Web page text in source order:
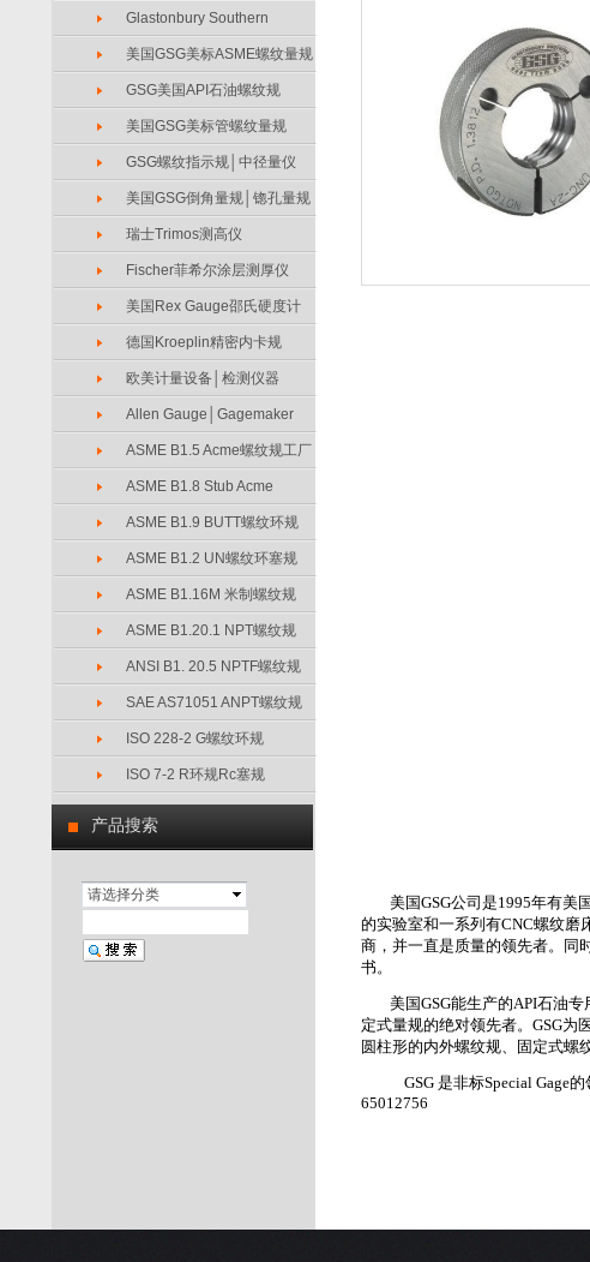
产品搜索
请选择分类
Glastonbury Southern
美国GSG美标ASME螺纹量规
GSG美国API石油螺纹规
美国GSG美标管螺纹量规
GSG螺纹指示规│中径量仪
美国GSG倒角量规│锪孔量规
瑞士Trimos测高仪
Fischer菲希尔涂层测厚仪
美国Rex Gauge邵氏硬度计
德国Kroeplin精密内卡规
欧美计量设备│检测仪器
Allen Gauge│Gagemaker
ASME B1.5 Acme螺纹规工厂
ASME B1.8 Stub Acme
ASME B1.9 BUTT螺纹环规
ASME B1.2 UN螺纹环塞规
ASME B1.16M 米制螺纹规
ASME B1.20.1 NPT螺纹规
ANSI B1. 20.5 NPTF螺纹规
SAE AS71051 ANPT螺纹规
ISO 228-2 G螺纹环规
ISO 7-2 R环规Rc塞规
美国GSG公司是1995年有美
的实验室和一系列有CNC螺纹磨
商，并一直是质量的领先者。同
书。
美国GSG能生产的API石油专
定式量规的绝对领先者。 GSG为
圆柱形的内外螺纹规、固定式螺
GSG 是非标Special Gage的
65012756